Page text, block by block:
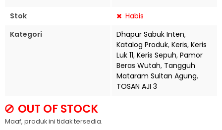
Stok
Habis
Kategori
Dhapur Sabuk Inten,
Katalog Produk, Keris, Keris
Luk 11, Keris Sepuh, Pamor
Beras Wutah, Tangguh
Mataram Sultan Agung,
TOSAN AJI 3
OUT OF STOCK
Maaf, produk ini tidak tersedia.